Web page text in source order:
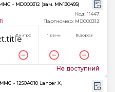
- MD000312 (зам. MN130495)
Код: 11447
Партномер: MD000312
Дніпро 1 день В дорозі
Не доступний
- 1250A010 Lancer X,